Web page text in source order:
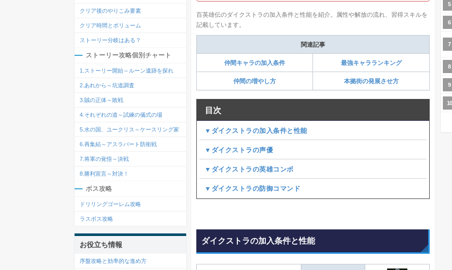
百英雄伝のダイクストラの加入条件と性能を紹介。属性や解放の流れ、習得スキルを
記載しています。
関連記事
仲間キャラの加入条件 最強キャラランキング
仲間の増やし方 本拠街の発展させ方
目次
▼ダイクストラの加入条件と性能
▼ダイクストラの声優
▼ダイクストラの英雄コンボ
▼ダイクストラの防御コマンド
ダイクストラの加入条件と性能
クリア後のやりこみ要素
クリア時間とボリューム
ストーリー分岐はある？
ストーリー攻略個別チャート
1.ストーリー開始～ルーン遺跡を探れ
2.あれから～坑道調査
3.賊の正体～敗戦
4.それぞれの道～試練の儀式の場
5.水の国、ユークリス～ケースリング家
6.再集結～アスラバート防衛戦
7.将軍の覚悟～決戦
8.勝利宣言～対決！
ボス攻略
ドリリングゴーレム攻略
ラスボス攻略
お役立ち情報
序盤攻略と効率的な進め方